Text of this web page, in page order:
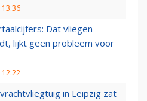
13:36
Dat vliegen
lijkt geen probleem voor
12:22
in Leipzig zat